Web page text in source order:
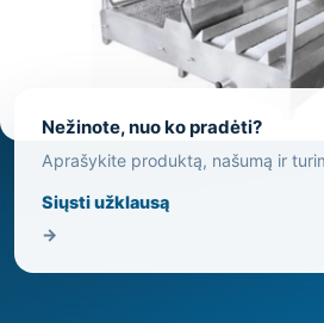
Nežinote, nuo ko pradėti?
Aprašykite produktą, našumą ir
Siųsti užklausą
→